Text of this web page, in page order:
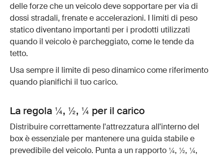
delle forze che un veicolo deve sopportare per via di
dossi stradali, frenate e accelerazioni. I limiti di peso
statico diventano importanti per i prodotti utilizzati
quando il veicolo è parcheggiato, come le tende da
tetto.
Usa sempre il limite di peso dinamico come riferimento
quando pianifichi il tuo carico.
La regola ¼, ½, ¼ per il carico
Distribuire correttamente l'attrezzatura all'interno del
box è essenziale per mantenere una guida stabile e
prevedibile del veicolo. Punta a un rapporto ¼, ½, ¼,